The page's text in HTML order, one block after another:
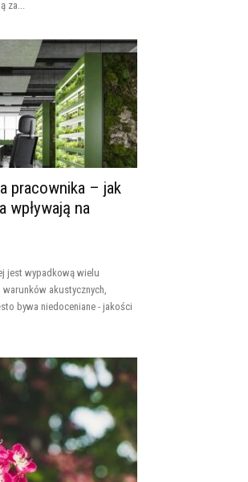
za...
pracownika – jak
wpływają na
jest wypadkową wielu
akustycznych,
bywa niedoceniane - jakości